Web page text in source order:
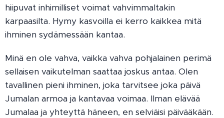
hiipuvat inhimilliset voimat vahvimmaltakin
karpaasilta. Hymy kasvoilla ei kerro kaikkea mitä
ihminen sydämessään kantaa.
Minä en ole vahva, vaikka vahva pohjalainen perimä
sellaisen vaikutelman saattaa joskus antaa. Olen
tavallinen pieni ihminen, joka tarvitsee joka päivä
Jumalan armoa ja kantavaa voimaa. Ilman elävää
Jumalaa ja yhteyttä häneen, en selviäisi päivääkään.